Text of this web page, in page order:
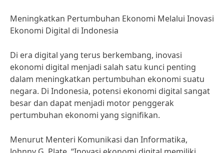
Meningkatkan Pertumbuhan Ekonomi Melalui Inovasi
Ekonomi Digital di Indonesia
Di era digital yang terus berkembang, inovasi
ekonomi digital menjadi salah satu kunci penting
dalam meningkatkan pertumbuhan ekonomi suatu
negara. Di Indonesia, potensi ekonomi digital sangat
besar dan dapat menjadi motor penggerak
pertumbuhan ekonomi yang signifikan.
Menurut Menteri Komunikasi dan Informatika,